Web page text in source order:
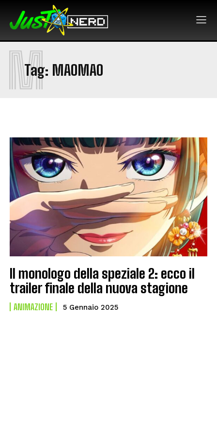
Tag: MAOMAO
M
Il monologo della speziale 2: ecco il
trailer finale della nuova stagione
ANIMAZIONE 5 Gennaio 2025